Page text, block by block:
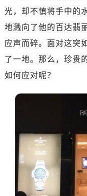
光，却不慎将手中的
地溅向了他的百达翡
应声而碎。面对这突
了一地。那么，珍贵
如何应对呢？